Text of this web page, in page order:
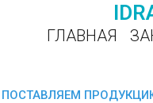
ГЛАВНАЯ
ПОСТАВЛЯЕМ